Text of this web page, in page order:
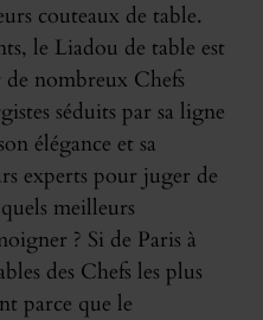
couteaux de table.
le Liadou de table est
nombreux Chefs
séduits par sa ligne
élégance et sa
experts pour juger de
meilleurs
? Si de Paris à
des Chefs les plus
parce que le